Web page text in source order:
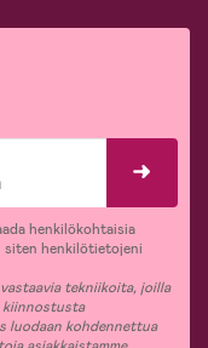
henkilökohtaisia
siten henkilötietojeni
tekniikoita, joilla
kiinnostusta
luodaan kohdennettua